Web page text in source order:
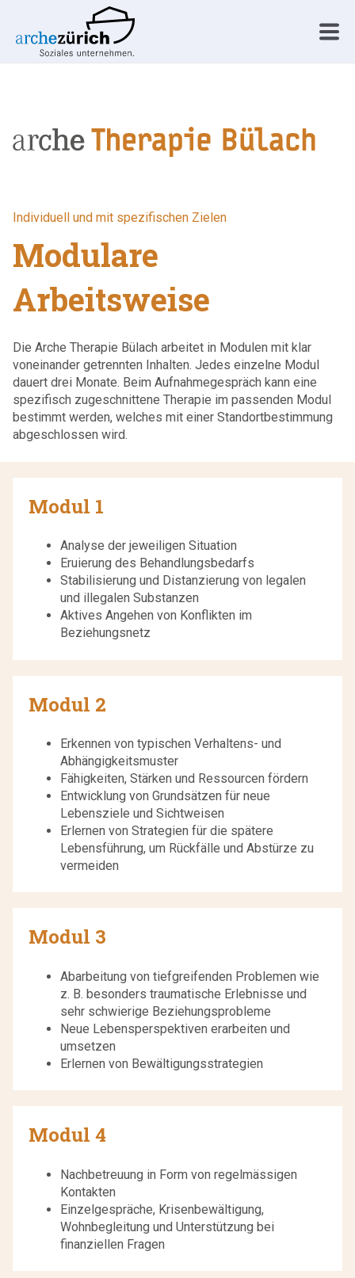
Individuell und mit spezifischen Zielen
Modulare
Arbeitsweise
Die Arche Therapie Bülach arbeitet in Modulen mit klar
voneinander getrennten Inhalten. Jedes einzelne Modul
dauert drei Monate. Beim Aufnahmegespräch kann eine
spezifisch zugeschnittene Therapie im passenden Modul
bestimmt werden, welches mit einer Standortbestimmung
abgeschlossen wird.
Modul 1
Analyse der jeweiligen Situation
Eruierung des Behandlungsbedarfs
Stabilisierung und Distanzierung von legalen
und illegalen Substanzen
Aktives Angehen von Konflikten im
Beziehungsnetz
Modul 2
Erkennen von typischen Verhaltens- und
Abhängigkeitsmuster
Fähigkeiten, Stärken und Ressourcen fördern
Entwicklung von Grundsätzen für neue
Lebensziele und Sichtweisen
Erlernen von Strategien für die spätere
Lebensführung, um Rückfälle und Abstürze zu
vermeiden
Modul 3
Abarbeitung von tiefgreifenden Problemen wie
z. B. besonders traumatische Erlebnisse und
sehr schwierige Beziehungsprobleme
Neue Lebensperspektiven erarbeiten und
umsetzen
Erlernen von Bewältigungsstrategien
Modul 4
Nachbetreuung in Form von regelmässigen
Kontakten
Einzelgespräche, Krisenbewältigung,
Wohnbegleitung und Unterstützung bei
finanziellen Fragen